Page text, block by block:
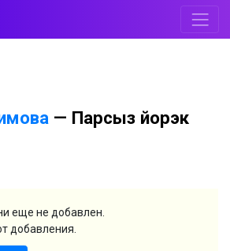
— Парсыз йорэк
еще не добавлен.
добавления.